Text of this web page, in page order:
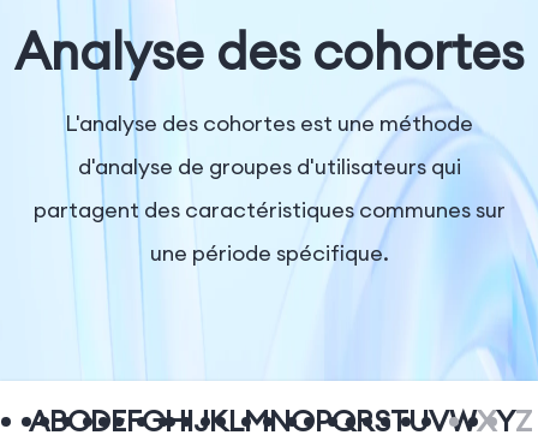
Solutions
Ressources
Tarifs
Entreprise
Analyse des cohortes
L'analyse des cohortes est une méthode
d'analyse de groupes d'utilisateurs qui
partagent des caractéristiques communes sur
une période spécifique.
ABCDEFGHIJKLMNOPQRSTUVWXYZ